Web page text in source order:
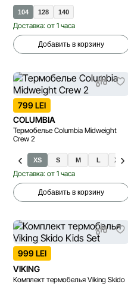
104 128 140
Доставка: от 1 часа
Добавить в корзину
799 LEI
COLUMBIA
Термобелье Columbia Midweight
Crew 2
XS S M L XL
Доставка: от 1 часа
Добавить в корзину
999 LEI
VIKING
Комплект термобелья Viking Skido